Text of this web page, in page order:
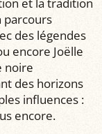
et la tradition
parcours
des légendes
encore Joëlle
noire
des horizons
influences :
encore.